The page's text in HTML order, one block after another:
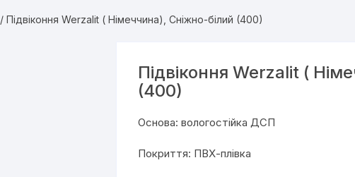
/ Підвіконня Werzalit ( Німеччина), Сніжно-білий (400)
Підвіконня Werzalit (
(400)
Основа: вологостійка ДСП
Покриття: ПВХ-плівка